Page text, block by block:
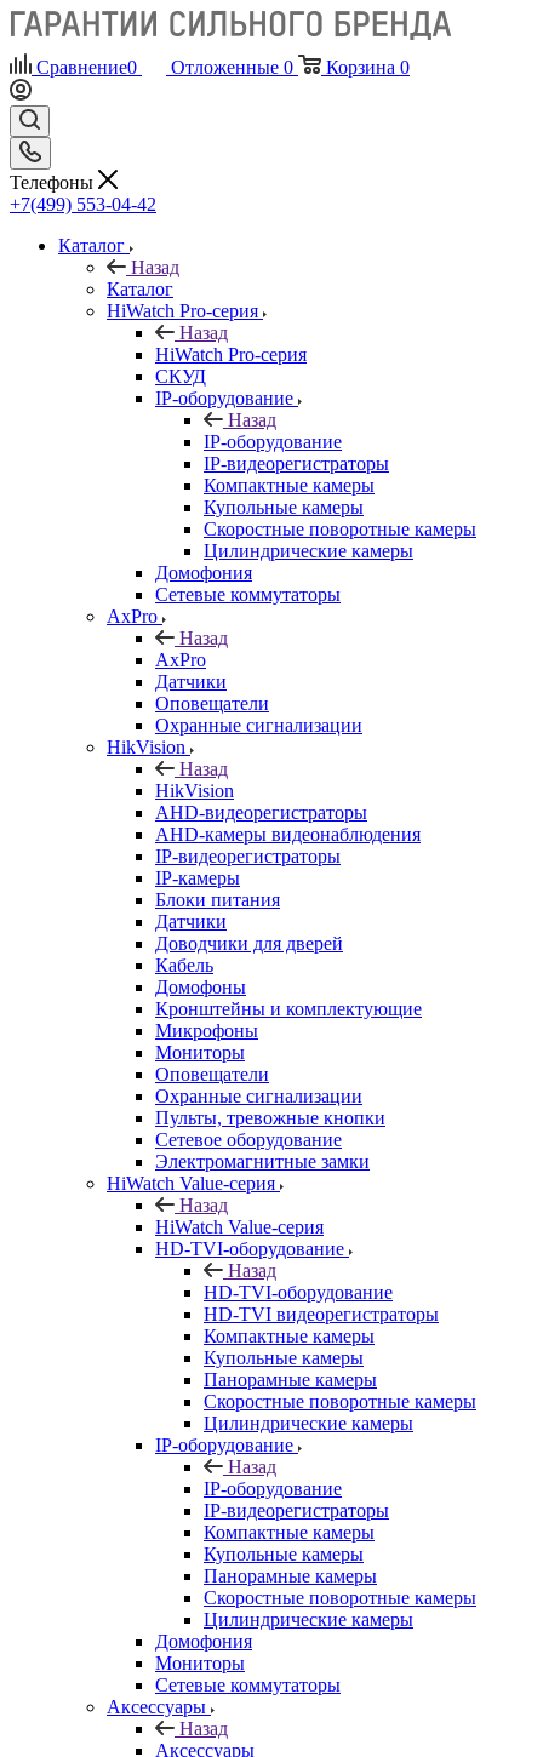
Сравнение0 Отложенные 0 Корзина 0
Телефоны
+7(499) 553-04-42
Каталог
Назад
Каталог
HiWatch Pro-серия
Назад
HiWatch Pro-серия
CКУД
IP-оборудование
Назад
IP-оборудование
IP-видеорегистраторы
Компактные камеры
Купольные камеры
Скоростные поворотные камеры
Цилиндрические камеры
Домофония
Сетевые коммутаторы
AxPro
Назад
AxPro
Датчики
Оповещатели
Охранные сигнализации
HikVision
Назад
HikVision
AHD-видеорегистраторы
AHD-камеры видеонаблюдения
IP-видеорегистраторы
IP-камеры
Блоки питания
Датчики
Доводчики для дверей
Кабель
Домофоны
Кронштейны и комплектующие
Микрофоны
Мониторы
Оповещатели
Охранные сигнализации
Пульты, тревожные кнопки
Сетевое оборудование
Электромагнитные замки
HiWatch Value-серия
Назад
HiWatch Value-серия
HD-TVI-оборудование
Назад
HD-TVI-оборудование
HD-TVI видеорегистраторы
Компактные камеры
Купольные камеры
Панорамные камеры
Скоростные поворотные камеры
Цилиндрические камеры
IP-оборудование
Назад
IP-оборудование
IP-видеорегистраторы
Компактные камеры
Купольные камеры
Панорамные камеры
Скоростные поворотные камеры
Цилиндрические камеры
Домофония
Мониторы
Сетевые коммутаторы
Аксессуары
Назад
Аксессуары